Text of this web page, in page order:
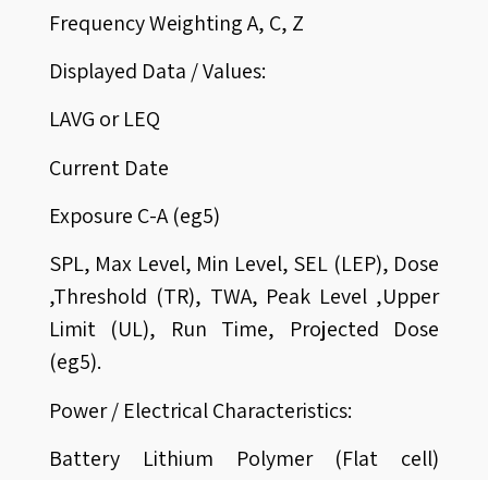
Frequency Weighting A, C, Z
Displayed Data / Values:
LAVG or LEQ
Current Date
Exposure C-A (eg5)
SPL, Max Level, Min Level, SEL (LEP), Dose
,Threshold (TR), TWA, Peak Level ,Upper
Limit (UL), Run Time, Projected Dose
(eg5).
Power / Electrical Characteristics:
Battery Lithium Polymer (Flat cell)